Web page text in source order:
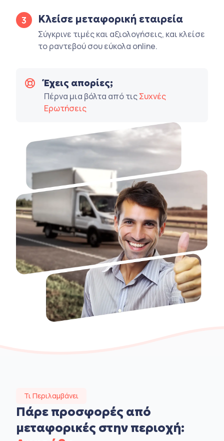
3 Κλείσε μεταφορική εταιρεία
Σύγκρινε τιμές και αξιολογήσεις, και κλείσε
το ραντεβού σου εύκολα online.
Έχεις απορίες;
Πέρνα μια βόλτα από τιςΣυχνές
Ερωτήσεις
Τι Περιλαμβάνει
Πάρε προσφορές από
μεταφορικές στην περιοχή: